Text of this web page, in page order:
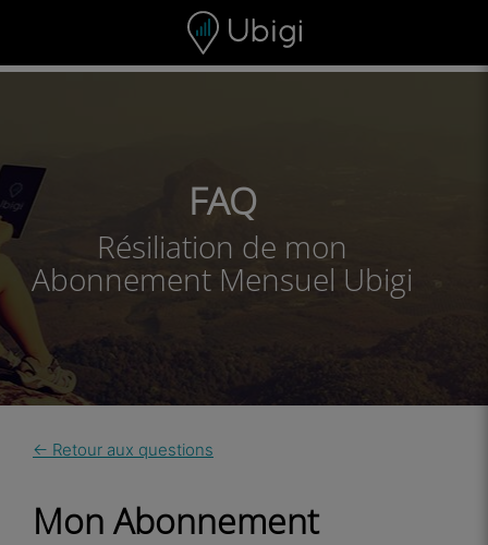
Barre de navigation
FAQ
Résiliation de mon
Abonnement Mensuel Ubigi
← Retour aux questions
Mon Abonnement